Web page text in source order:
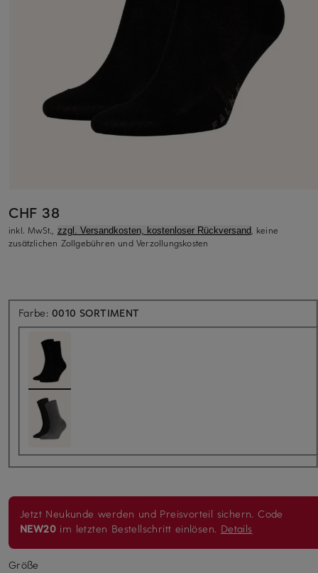
CHF 38
inkl. MwSt., zzgl. Versandkosten, kostenloser Rückversand, keine
zusätzlichen Zollgebühren und Verzollungskosten
Farbe:0010 SORTIMENT
Jetzt Neukunde werden und Preisvorteil sichern. Code
NEW20 im letzten Bestellschritt einlösen. Details
Größe